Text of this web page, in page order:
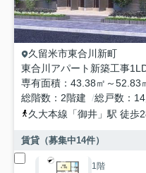
久留米市東合川新町
東合川アパート新築工事
専有面積
43.38㎡～52.83
総階数
2階建 総戸数
久大本線 「御井 」駅 徒歩
賃貸（募集中14件）
1階